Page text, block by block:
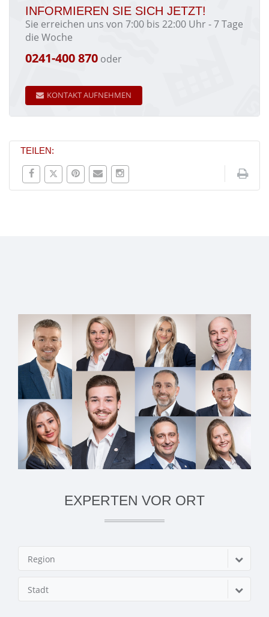
INFORMIEREN SIE SICH JETZT!
Sie erreichen uns von 7:00 bis 22:00 Uhr - 7 Tage
die Woche
0241-400 870 oder
KONTAKT AUFNEHMEN
TEILEN:
EXPERTEN VOR ORT
Region
Stadt